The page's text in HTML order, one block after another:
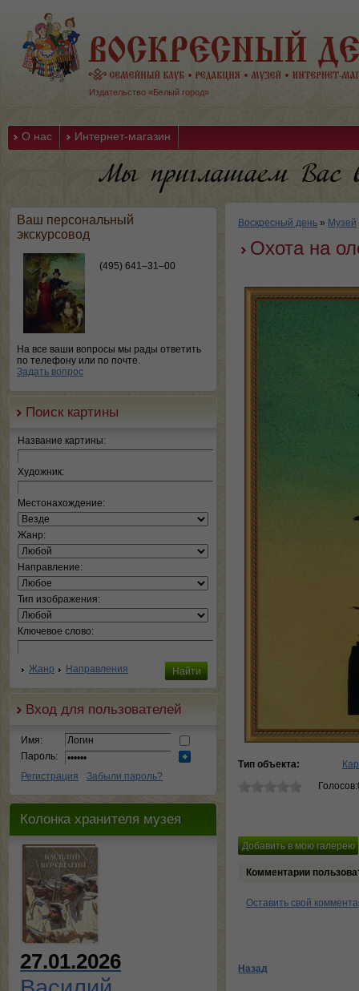
Издательство «Белый город»
О нас Интернет-магазин
Ваш персональный
экскурсовод
(495) 641–31–00
На все ваши вопросы мы рады ответить
по телефону или по почте.
Задать вопрос
Поиск картины
Название картины:
Художник:
Местонахождение:
Жанр:
Направление:
Тип изображения:
Ключевое слово:
Жанр Направления
Вход для пользователей
Имя:
Пароль:
Регистрация
Забыли пароль?
Колонка хранителя музея
27.01.2026
Воскресный день » Музей
Охота на
Тип объекта:
Комментарии
Оставить свой
Назад